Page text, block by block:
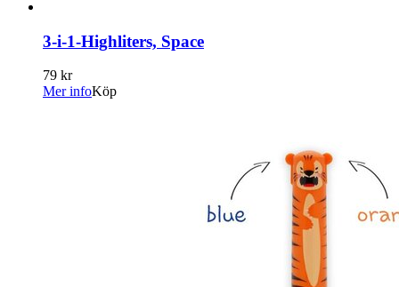
3-i-1-Highliters, Space
79 kr
Mer infoKöp